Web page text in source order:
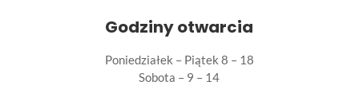
Godziny otwarcia
Poniedziałek – Piątek 8 – 18
Sobota – 9 – 14